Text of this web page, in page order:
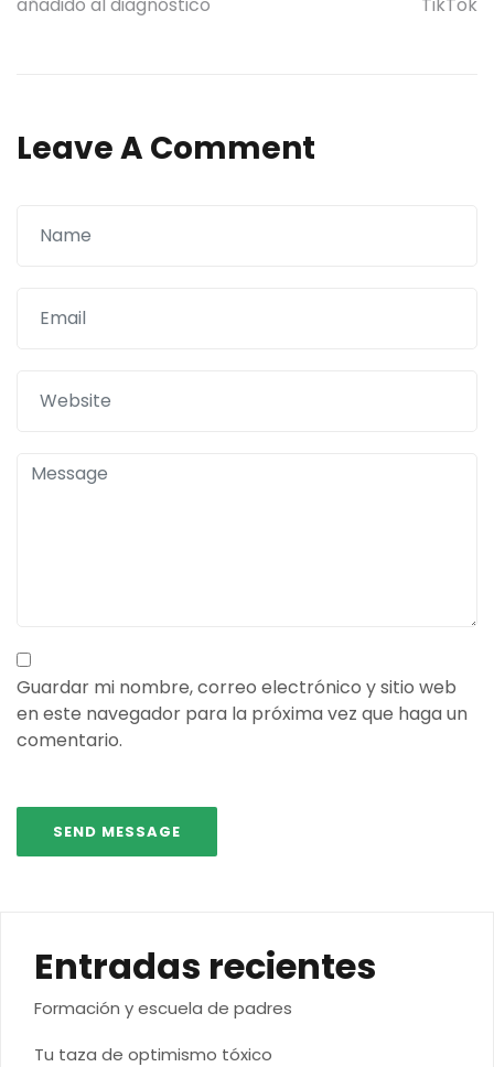
de
Leave A Comment
Guardar mi nombre, correo electrónico y sitio web
en este navegador para la próxima vez que haga un
comentario.
Entradas recientes
Formación y escuela de padres
Tu taza de optimismo tóxico